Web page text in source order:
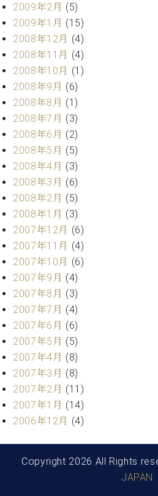
2009年2月 (5)
2009年1月 (15)
2008年12月 (4)
2008年11月 (4)
2008年10月 (1)
2008年9月 (6)
2008年8月 (1)
2008年7月 (3)
2008年6月 (2)
2008年5月 (5)
2008年4月 (3)
2008年3月 (6)
2008年2月 (5)
2008年1月 (3)
2007年12月 (6)
2007年11月 (4)
2007年10月 (6)
2007年9月 (4)
2007年8月 (3)
2007年7月 (4)
2007年6月 (6)
2007年5月 (5)
2007年4月 (8)
2007年3月 (8)
2007年2月 (11)
2007年1月 (14)
2006年12月 (4)
Copyright 2026 All Rights
JAPAN